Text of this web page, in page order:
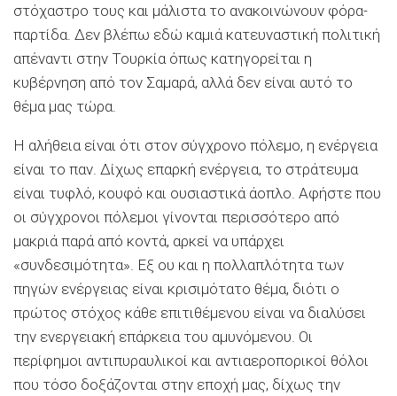
στόχαστρο τους και μάλιστα το ανακοινώνουν φόρα-
παρτίδα. Δεν βλέπω εδώ καμιά κατευναστική πολιτική
απέναντι στην Τουρκία όπως κατηγορείται η
κυβέρνηση από τον Σαμαρά, αλλά δεν είναι αυτό το
θέμα μας τώρα.
Η αλήθεια είναι ότι στον σύγχρονο πόλεμο, η ενέργεια
είναι το παν. Δίχως επαρκή ενέργεια, το στράτευμα
είναι τυφλό, κουφό και ουσιαστικά άοπλο. Αφήστε που
οι σύγχρονοι πόλεμοι γίνονται περισσότερο από
μακριά παρά από κοντά, αρκεί να υπάρχει
«συνδεσιμότητα». Εξ ου και η πολλαπλότητα των
πηγών ενέργειας είναι κρισιμότατο θέμα, διότι ο
πρώτος στόχος κάθε επιτιθέμενου είναι να διαλύσει
την ενεργειακή επάρκεια του αμυνόμενου. Οι
περίφημοι αντιπυραυλικοί και αντιαεροπορικοί θόλοι
που τόσο δοξάζονται στην εποχή μας, δίχως την